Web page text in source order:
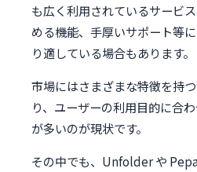
も広く利用されているサービ
める機能、手厚いサポート等
り適している場合もあります。
市場にはさまざまな特徴を持
り、ユーザーの利用目的に合
が多いのが現状です。
その中でも、Unfolder や